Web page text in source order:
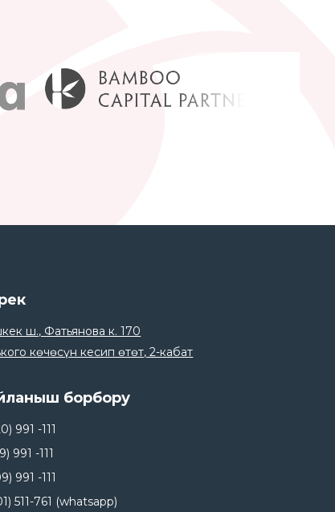
ш., Фатьянова к. 170
көчөсүн кесип өтөт, 2-кабат
борбору
991 -111
991 -111
991 -111
511-761 (whatsapp)